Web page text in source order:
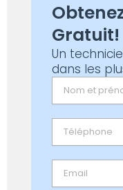
Gratuit!
Un
dans les